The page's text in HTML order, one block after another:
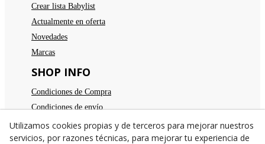
Crear lista Babylist
Actualmente en oferta
Novedades
Marcas
SHOP INFO
Condiciones de Compra
Condiciones de envío
Devoluciones
Aviso legal
Utilizamos cookies propias y de terceros para mejorar nuestros
servicios, por razones técnicas, para mejorar tu experiencia de